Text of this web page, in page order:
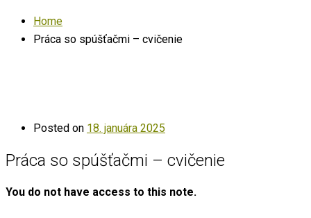
Home
Práca so spúšťačmi – cvičenie
Posted on 18. januára 2025
Práca so spúšťačmi – cvičenie
You do not have access to this note.